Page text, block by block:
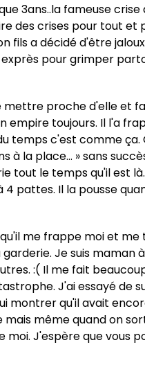
3ans..la fameuse
des crises pour tout
fils a décidé d'être
pour grimper
proche d'elle et
toujours. Il l'a
temps c'est comme
à la place... » sans
tout le temps qu'il est
pattes. Il la pousse
me frappe moi et
Je suis maman
:( Il me fait
J'ai essayé de
montrer qu'il avait
même quand on
J'espère que vous